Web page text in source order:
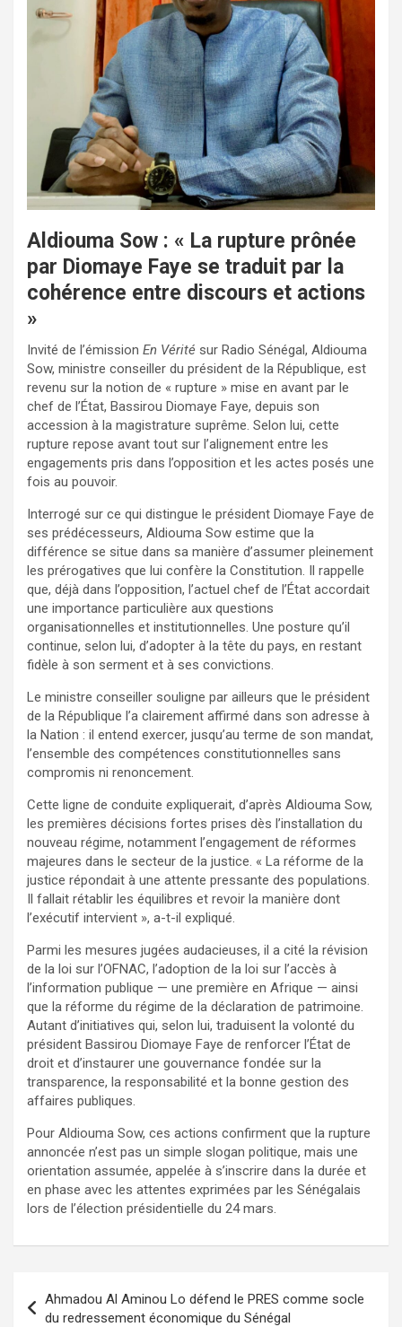
Aldiouma Sow : « La rupture prônée
par Diomaye Faye se traduit par la
cohérence entre discours et actions
»
Invité de l’émission En Vérité sur Radio Sénégal, Aldiouma
Sow, ministre conseiller du président de la République, est
revenu sur la notion de « rupture » mise en avant par le
chef de l’État, Bassirou Diomaye Faye, depuis son
accession à la magistrature suprême. Selon lui, cette
rupture repose avant tout sur l’alignement entre les
engagements pris dans l’opposition et les actes posés une
fois au pouvoir.
Interrogé sur ce qui distingue le président Diomaye Faye de
ses prédécesseurs, Aldiouma Sow estime que la
différence se situe dans sa manière d’assumer pleinement
les prérogatives que lui confère la Constitution. Il rappelle
que, déjà dans l’opposition, l’actuel chef de l’État accordait
une importance particulière aux questions
organisationnelles et institutionnelles. Une posture qu’il
continue, selon lui, d’adopter à la tête du pays, en restant
fidèle à son serment et à ses convictions.
Le ministre conseiller souligne par ailleurs que le président
de la République l’a clairement affirmé dans son adresse à
la Nation : il entend exercer, jusqu’au terme de son mandat,
l’ensemble des compétences constitutionnelles sans
compromis ni renoncement.
Cette ligne de conduite expliquerait, d’après Aldiouma Sow,
les premières décisions fortes prises dès l’installation du
nouveau régime, notamment l’engagement de réformes
majeures dans le secteur de la justice. « La réforme de la
justice répondait à une attente pressante des populations.
Il fallait rétablir les équilibres et revoir la manière dont
l’exécutif intervient », a-t-il expliqué.
Parmi les mesures jugées audacieuses, il a cité la révision
de la loi sur l’OFNAC, l’adoption de la loi sur l’accès à
l’information publique — une première en Afrique — ainsi
que la réforme du régime de la déclaration de patrimoine.
Autant d’initiatives qui, selon lui, traduisent la volonté du
président Bassirou Diomaye Faye de renforcer l’État de
droit et d’instaurer une gouvernance fondée sur la
transparence, la responsabilité et la bonne gestion des
affaires publiques.
Pour Aldiouma Sow, ces actions confirment que la rupture
annoncée n’est pas un simple slogan politique, mais une
orientation assumée, appelée à s’inscrire dans la durée et
en phase avec les attentes exprimées par les Sénégalais
lors de l’élection présidentielle du 24 mars.
Ahmadou Al Aminou Lo défend le PRES comme socle
du redressement économique du Sénégal